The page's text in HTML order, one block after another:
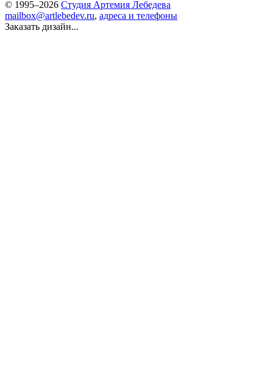
© 1995–2026 Студия Артемия Лебедева
mailbox@artlebedev.ru, адреса и телефоны
Заказать дизайн...